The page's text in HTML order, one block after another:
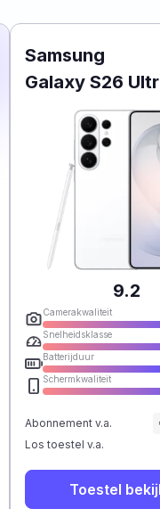
Samsung
Galaxy S26
9.2
Camerakwaliteit
Snelheidsklasse
Batterijduur
Schermkwaliteit
Abonnement v.a.
Los toestel v.a.
Toestel